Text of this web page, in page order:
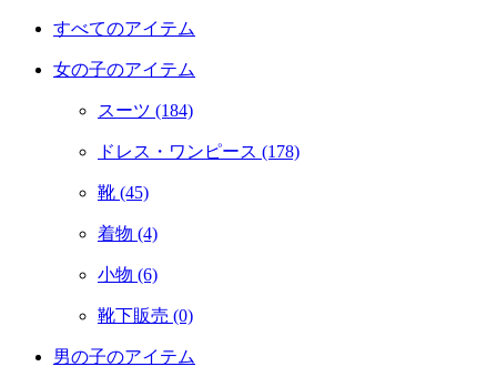
すべてのアイテム
女の子のアイテム
スーツ (184)
ドレス・ワンピース (178)
靴 (45)
着物 (4)
小物 (6)
靴下販売 (0)
男の子のアイテム